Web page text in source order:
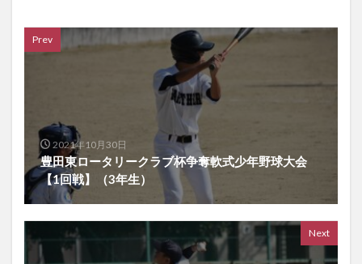
Prev
2021年10月30日
豊田東ロータリークラブ杯争奪軟式少年野球大会
【1回戦】（3年生）
Next